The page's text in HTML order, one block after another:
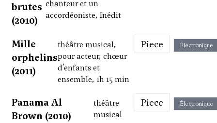
brutes
(2010)
chanteur et un
accordéoniste, Inédit
Mille
orphelins
(2011)
théâtre musical,
pour acteur, chœur
d'enfants et
ensemble, 1h 15 min
Piece Électronique
Panama Al
Brown (2010)
théâtre
musical
Piece Électronique